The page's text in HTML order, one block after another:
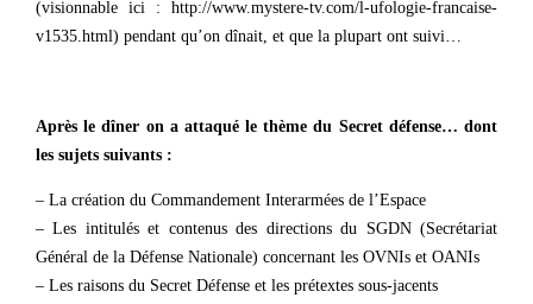
(visionnable ici : http://www.mystere-tv.com/l-ufologie-francaise-
v1535.html) pendant qu’on dînait, et que la plupart ont suivi…
Après le dîner on a attaqué le thème du Secret défense… dont
les sujets suivants :
– La création du Commandement Interarmées de l’Espace
– Les intitulés et contenus des directions du SGDN (Secrétariat
Général de la Défense Nationale) concernant les OVNIs et OANIs
– Les raisons du Secret Défense et les prétextes sous-jacents